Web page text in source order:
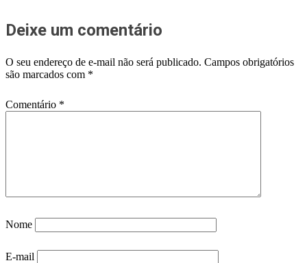
Deixe um comentário
O seu endereço de e-mail não será publicado. Campos obrigatórios
são marcados com *
Comentário *
Nome
E-mail